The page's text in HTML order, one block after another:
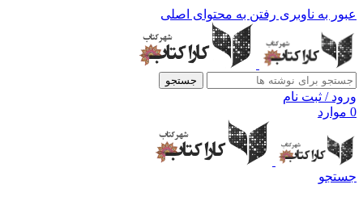
عبور به ناوبری رفتن به محتوای اصلی
جستجو
ورود / ثبت نام
0 موارد
جستجو